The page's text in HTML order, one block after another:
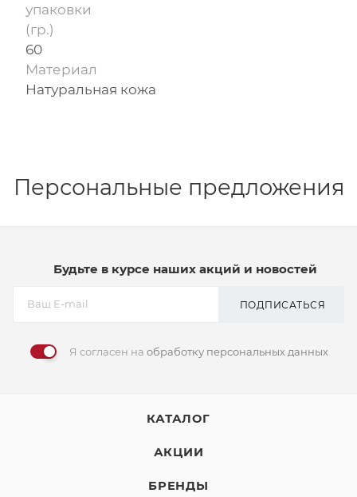
упаковки
(гр.)
60
Материал
Натуральная кожа
Персональные предложения
Будьте в курсе наших акций и новостей
ПОДПИСАТЬСЯ
Я согласен на обработку персональных данных
КАТАЛОГ
АКЦИИ
БРЕНДЫ